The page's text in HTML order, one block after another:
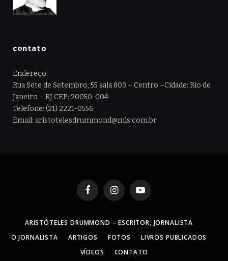
contato
Endereço:
Rua Sete de Setembro, 55 sala 803 – Centro –Cidade: Rio de
Janeiro – RJ CEP: 20050-004
Telefone: (21) 2221-0556
Email: aristotelesdrummond@mls.com.br
FacebookInstagramYouTube
ARISTÓTELES DRUMMOND – ESCRITOR, JORNALISTA
O JORNALISTA
ARTIGOS FOTOS
LIVROS PUBLICADOS
VÍDEOS
CONTATO